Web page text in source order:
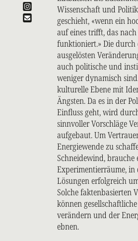
Wissenschaft und
geschieht, «wenn ein
auf eines trifft, das
funktioniert.» Die durch
ausgelösten
auch politische und
weniger dynamisch
kulturelle Ebene mit
Ängsten. Da es in der
Einfluss geht, wird
sinnvoller Vorschläge
aufgebaut. Um
Energiewende zu
Schneidewind, brauche
Experimentierräume, in
Lösungen erfolgreich
Solche faktenbasierten
können
verändern und der
ebnen.